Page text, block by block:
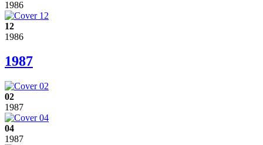
1986
12
1986
1987
02
1987
04
1987